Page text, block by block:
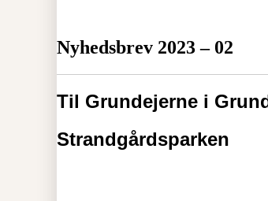
Nyhedsbrev 2023 – 02
Til Grundejerne i
Strandgårdsparken